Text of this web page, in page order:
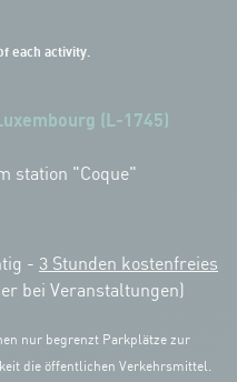
each activity.
(L-1745)
station "Coque"
- 3 Stunden kostenfreies
bei Veranstaltungen)
nur begrenzt Parkplätze zur
die öffentlichen Verkehrsmittel.